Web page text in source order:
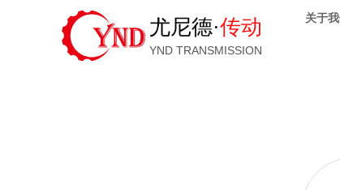
尤尼德·传动
YND TRANSMISSION
关于